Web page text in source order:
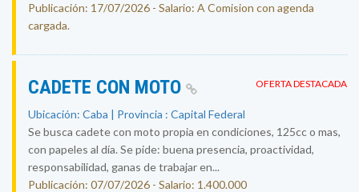
Publicación: 17/07/2026 - Salario: A Comision con agenda
cargada.
OFERTA DESTACADA
CADETE CON MOTO
Ubicación: Caba | Provincia : Capital Federal
Se busca cadete con moto propia en condiciones, 125cc o mas,
con papeles al día. Se pide: buena presencia, proactividad,
responsabilidad, ganas de trabajar en...
Publicación: 07/07/2026 - Salario: 1.400.000